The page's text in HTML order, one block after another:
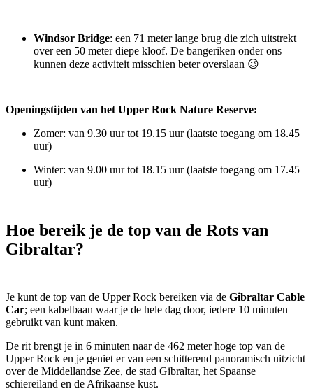
Windsor Bridge: een 71 meter lange brug die zich uitstrekt
over een 50 meter diepe kloof. De bangeriken onder ons
kunnen deze activiteit misschien beter overslaan 😉
Openingstijden van het Upper Rock Nature Reserve:
Zomer: van 9.30 uur tot 19.15 uur (laatste toegang om 18.45
uur)
Winter: van 9.00 uur tot 18.15 uur (laatste toegang om 17.45
uur)
Hoe bereik je de top van de Rots van
Gibraltar?
Je kunt de top van de Upper Rock bereiken via de Gibraltar Cable
Car; een kabelbaan waar je de hele dag door, iedere 10 minuten
gebruikt van kunt maken.
De rit brengt je in 6 minuten naar de 462 meter hoge top van de
Upper Rock en je geniet er van een schitterend panoramisch uitzicht
over de Middellandse Zee, de stad Gibraltar, het Spaanse
schiereiland en de Afrikaanse kust.